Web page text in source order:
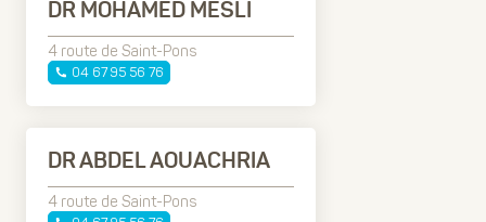
DR MOHAMED MESLI
4 route de Saint-Pons
04 67 95 56 76
DR ABDEL AOUACHRIA
4 route de Saint-Pons